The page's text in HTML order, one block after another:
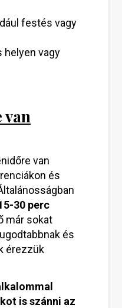
festés vagy
helyen vagy
van
van
és
30 perc
már sokat
és
érezzük
is szánni az